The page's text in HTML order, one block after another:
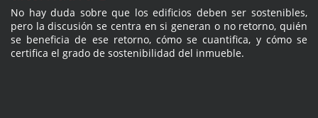
No hay duda sobre que los edificios deben ser sostenibles,
pero la discusión se centra en si generan o no retorno, quién
se beneficia de ese retorno, cómo se cuantifica, y cómo se
certifica el grado de sostenibilidad del inmueble.